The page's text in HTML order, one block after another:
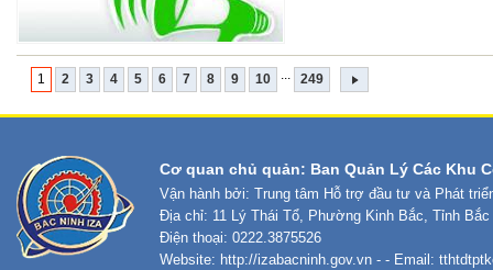
1 2 3 4 5 6 7 8 9 10 ... 249
Cơ quan chủ quản: Ban Quản Lý Các Khu
Vận hành bởi: Trung tâm Hỗ trợ đầu tư và Phát
Địa chỉ: 11 Lý Thái Tổ, Phường Kinh Bắc, Tỉnh Bắc
Điện thoại: 0222.3875526
Website: http://izabacninh.gov.vn - - Email: